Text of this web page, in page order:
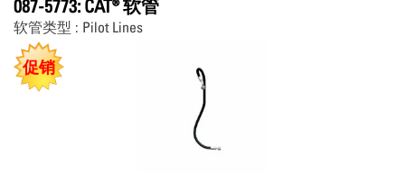
087-5773: CAT® 软管
软管类型 : Pilot Lines
促销